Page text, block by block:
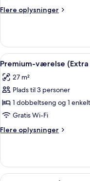
2
child)
Flere oplysninger
Flere
værelse
(Extra
Bed
adults
+
child)
Indlæs
alle
billeder
af
Premium-
værelse
(Extra
Bed
adults)
8
Premium-værelse (Extra
27 m²
Plads til 3 personer
1 dobbeltseng og 1
Gratis Wi-Fi
Flere oplysninger
Flere
værelse
(Extra
Indlæs